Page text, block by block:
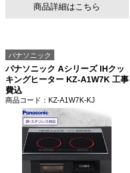
商品詳細はこちら
パナソニック
パナソニック Aシリーズ IHクッ
キングヒーター KZ-A1W7K 工事
費込
商品コード ：KZ-A1W7K-KJ